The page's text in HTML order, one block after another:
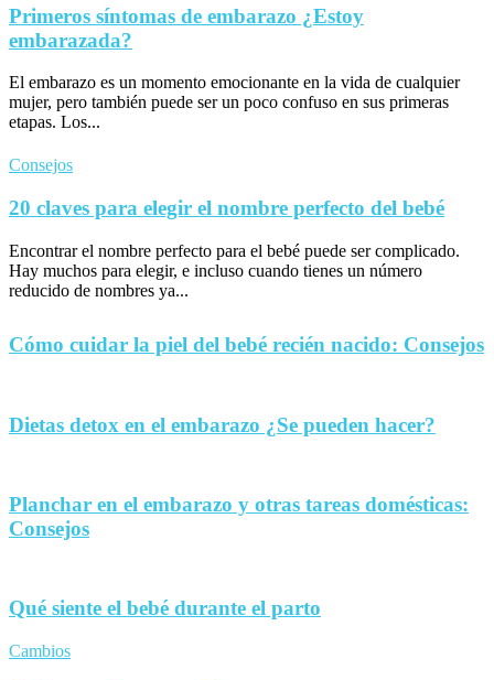
Primeros síntomas de embarazo ¿Estoy
embarazada?
El embarazo es un momento emocionante en la vida de cualquier
mujer, pero también puede ser un poco confuso en sus primeras
etapas. Los...
Consejos
20 claves para elegir el nombre perfecto del bebé
Encontrar el nombre perfecto para el bebé puede ser complicado.
Hay muchos para elegir, e incluso cuando tienes un número
reducido de nombres ya...
Cómo cuidar la piel del bebé recién nacido: Consejos
Dietas detox en el embarazo ¿Se pueden hacer?
Planchar en el embarazo y otras tareas domésticas:
Consejos
Qué siente el bebé durante el parto
Cambios